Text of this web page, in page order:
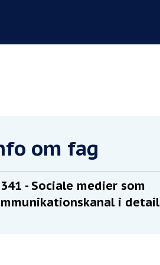
om fag
- Sociale medier som
i detail